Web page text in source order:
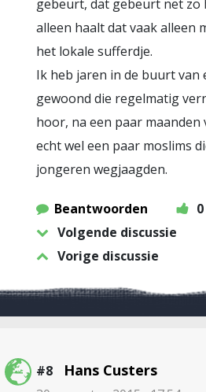
gebeurt, dat gebeurt net zo
alleen haalt dat vaak alleen
het lokale sufferdje.
Ik heb jaren in de buurt van
gewoond die regelmatig
hoor, na een paar maanden
echt wel een paar moslims
jongeren wegjaagden.
Beantwoorden
0
Volgende discussie
Vorige discussie
#8 Hans Custers